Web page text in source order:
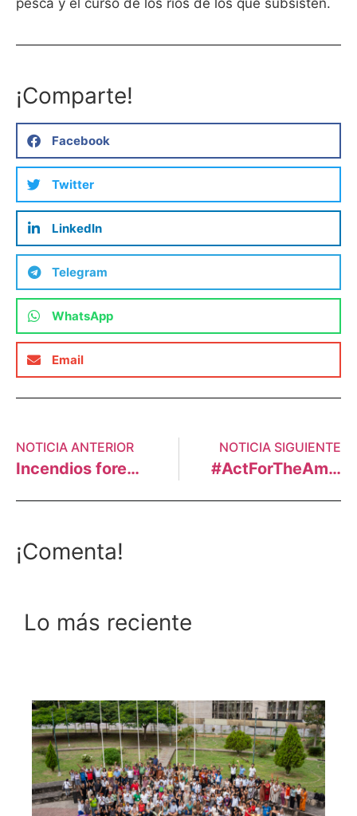
¡Comparte!
Facebook
Twitter
LinkedIn
Telegram
WhatsApp
Email
NOTICIA ANTERIOR
Incendios forestales: Activistas convocan plantón frente a la Embajada de Brasil en Lima
NOTICIA SIGUIENTE
#ActForTheAmazon: Carta abierta a Jair Bolsonaro, al gobierno de Perú y Brasil
¡Comenta!
Lo más reciente